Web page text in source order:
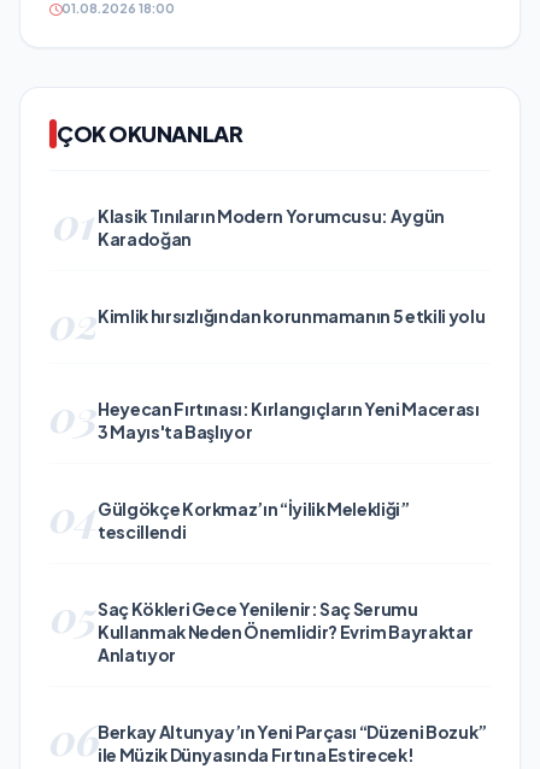
01.08.2026 18:00
ÇOK OKUNANLAR
01 Klasik Tınıların Modern Yorumcusu: Aygün
Karadoğan
02Kimlik hırsızlığından korunmamanın 5 etkili yolu
03Heyecan Fırtınası: Kırlangıçların Yeni Macerası
3 Mayıs'ta Başlıyor
04Gülgökçe Korkmaz’ın “İyilik Melekliği”
tescillendi
05Saç Kökleri Gece Yenilenir: Saç Serumu
Kullanmak Neden Önemlidir? Evrim Bayraktar
Anlatıyor
06Berkay Altunyay’ın Yeni Parçası “Düzeni Bozuk”
ile Müzik Dünyasında Fırtına Estirecek!